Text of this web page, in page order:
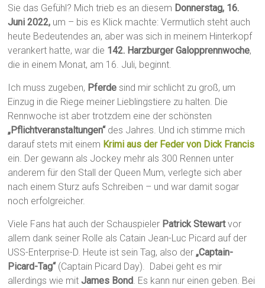
Sie das Gefühl? Mich trieb es an diesem Donnerstag, 16.
Juni 2022, um – bis es Klick machte: Vermutlich steht auch
heute Bedeutendes an, aber was sich in meinem Hinterkopf
verankert hatte, war die 142. Harzburger Galopprennwoche,
die in einem Monat, am 16. Juli, beginnt.
Ich muss zugeben, Pferde sind mir schlicht zu groß, um
Einzug in die Riege meiner Lieblingstiere zu halten. Die
Rennwoche ist aber trotzdem eine der schönsten
„Pflichtveranstaltungen“des Jahres. Und ich stimme mich
darauf stets mit einem Krimi aus der Feder von Dick Francis
ein. Der gewann als Jockey mehr als 300 Rennen unter
anderem für den Stall der Queen Mum, verlegte sich aber
nach einem Sturz aufs Schreiben – und war damit sogar
noch erfolgreicher.
Viele Fans hat auch der Schauspieler Patrick Stewartvor
allem dank seiner Rolle als Catain Jean-Luc Picard auf der
USS-Enterprise-D. Heute ist sein Tag, also der„Captain-
Picard-Tag“(Captain Picard Day). Dabei geht es mir
allerdings wie mitJames Bond . Es kann nur einen geben. Bei